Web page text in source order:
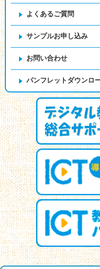
よくあるご質問
サンプルお申し込み
お問い合わせ
パンフレットダウンロ